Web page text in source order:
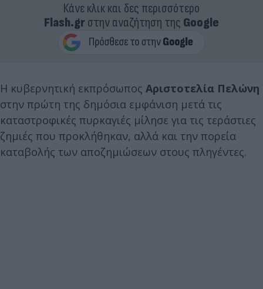
Κάνε κλικ και δες περισσότερο
Flash.grστην αναζήτηση της Google
Η κυβερνητική εκπρόσωπος Αριστοτελία Πελώνη
στην πρώτη της δημόσια εμφάνιση μετά τις
καταστροφικές πυρκαγιές μίλησε για τις τεράστιες
ζημιές που προκλήθηκαν, αλλά και την πορεία
καταβολής των αποζημιώσεων στους πληγέντες.